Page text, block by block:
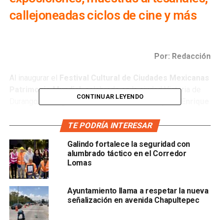
callejoneadas ciclos de cine y más
Por: Redacción
Al inaugurar el Festival Cultural de Ciudades Mexicanas
Patrimonio Mundial,celebrado en la ciudad Victoria de
Durango, Durango, el alcalde deSan Luis Capital, Enrique
Asociación, destacó lo enriquecedor del intercambio
cultura y tradiciones, categoría a la que pertenece San Luis
Capital.
Afirmó, que estos son grandes encuentros que promueven
en todo el mundo las ciudades mexicanas adheridas a la
CONTINUAR LEYENDO
TE PODRÍA INTERESAR
Galindo fortalece la seguridad con
alumbrado táctico en el Corredor
Lomas
Ayuntamiento llama a respetar la nueva
señalización en avenida Chapultepec